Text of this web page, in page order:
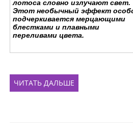
лотоса словно излучают свет.
Этот необычный эффект
подчеркивается мерцающими
блестками и плавными
переливами цвета.
ЧИТАТЬ ДАЛЬШЕ